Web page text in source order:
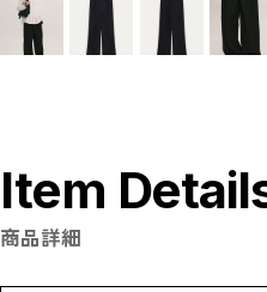
HAT,CAP/ハット,キャップ
ACCESORY / ピアス,リング,ネック
BELT / ベルト
LINGERIE / ブラ,ショーツ
BOTTOMS / ボトムス
SHOES / スニーカー,ブーツ,サン
HAT,CAP / ハット,キャップ
Item
商品詳細